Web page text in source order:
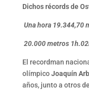
Dichos récords de
Una hora 19.344,70
20.000 metros
El recordman
olímpicoJoaquín
años, junto a otros